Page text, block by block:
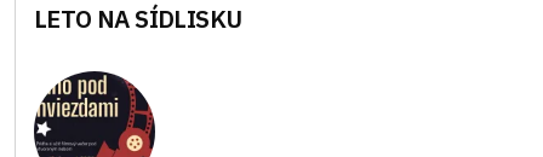
LETO NA SÍDLISKU